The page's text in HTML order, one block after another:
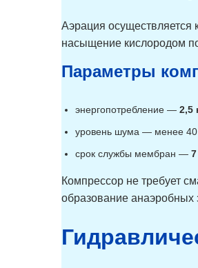
Аэрация осуществляется
насыщение кислородом
Параметры
энергопотребление — 2,5
уровень шума — менее
срок службы мембран —
Компрессор не требует
образование анаэробных